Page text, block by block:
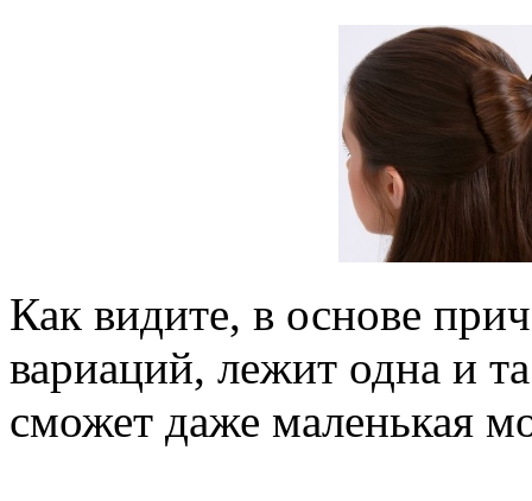
Как видите, в основе
вариаций, лежит одна и
сможет даже маленькая